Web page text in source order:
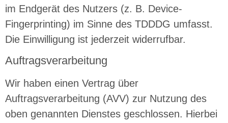
im Endgerät des Nutzers (z. B. Device-
Fingerprinting) im Sinne des TDDDG umfasst.
Die Einwilligung ist jederzeit widerrufbar.
Auftragsverarbeitung
Wir haben einen Vertrag über
Auftragsverarbeitung (AVV) zur Nutzung des
oben genannten Dienstes geschlossen. Hierbei